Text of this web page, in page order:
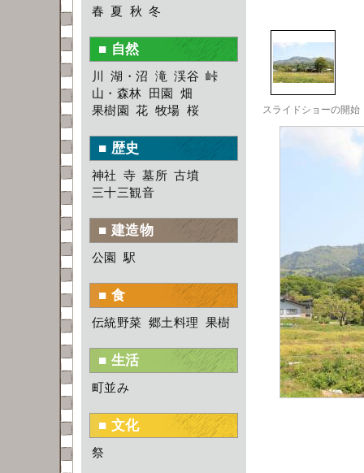
春 夏 秋 冬
■ 自然
川 湖・沼 滝 渓谷 峠
山・森林 田園 畑
果樹園 花 牧場 桜
■ 歴史
神社 寺 墓所 古墳
三十三観音
■ 建造物
公園 駅
■ 食
伝統野菜 郷土料理 果樹
■ 生活
町並み
■ 文化
祭